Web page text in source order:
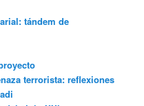
tándem de
terrorista: reflexiones